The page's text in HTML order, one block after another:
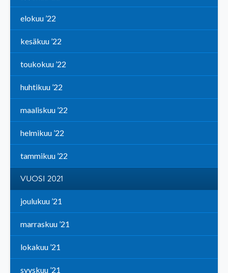
elokuu ’22
kesäkuu ’22
toukokuu ’22
huhtikuu ’22
maaliskuu ’22
helmikuu ’22
tammikuu ’22
VUOSI 2021
joulukuu ’21
marraskuu ’21
lokakuu ’21
syyskuu ’21